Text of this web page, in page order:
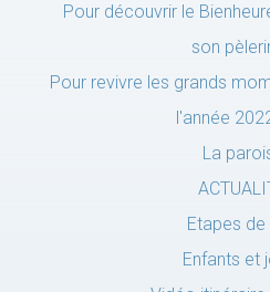
Pour découvrir le
son
Pour revivre les grands
l'année
La
Etapes de
Enfants et